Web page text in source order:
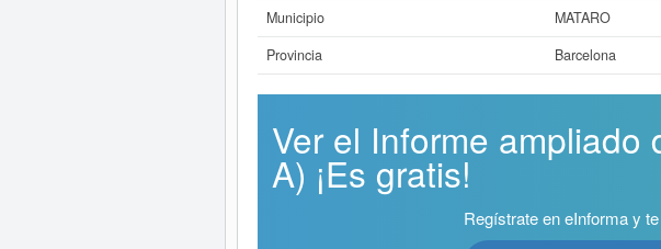
Municipio
MATARO
Provincia
Barcelona
Ver el Informe ampliado
A) ¡Es gratis!
Regístrate en eInforma y